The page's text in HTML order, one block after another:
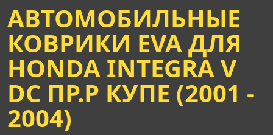
АВТОМОБИЛЬНЫЕ
КОВРИКИ EVA ДЛЯ
HONDA INTEGRA V
DС ПР.Р КУПЕ (2001 -
2004)